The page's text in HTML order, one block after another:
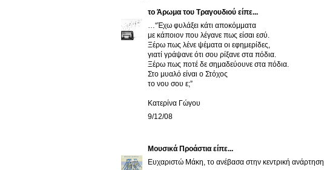
το Άρωμα του Τραγουδιού είπε...
…“Έχω φυλάξει κάτι αποκόμματα
με κάποιον που λέγανε πως είσαι εσύ.
Ξέρω πως λένε ψέματα οι εφημερίδες,
γιατί γράψανε ότι σου ρίξανε στα πόδια.
Ξέρω πως ποτέ δε σημαδεύουνε στα πόδια.
Στο μυαλό είναι ο Στόχος
το νου σου ε;”
Κατερίνα Γώγου
9/12/08
Μουσικά Προάστια είπε...
Ευχαριστώ Μάκη, το ανέβασα στην κεντρική ανάρτηση.